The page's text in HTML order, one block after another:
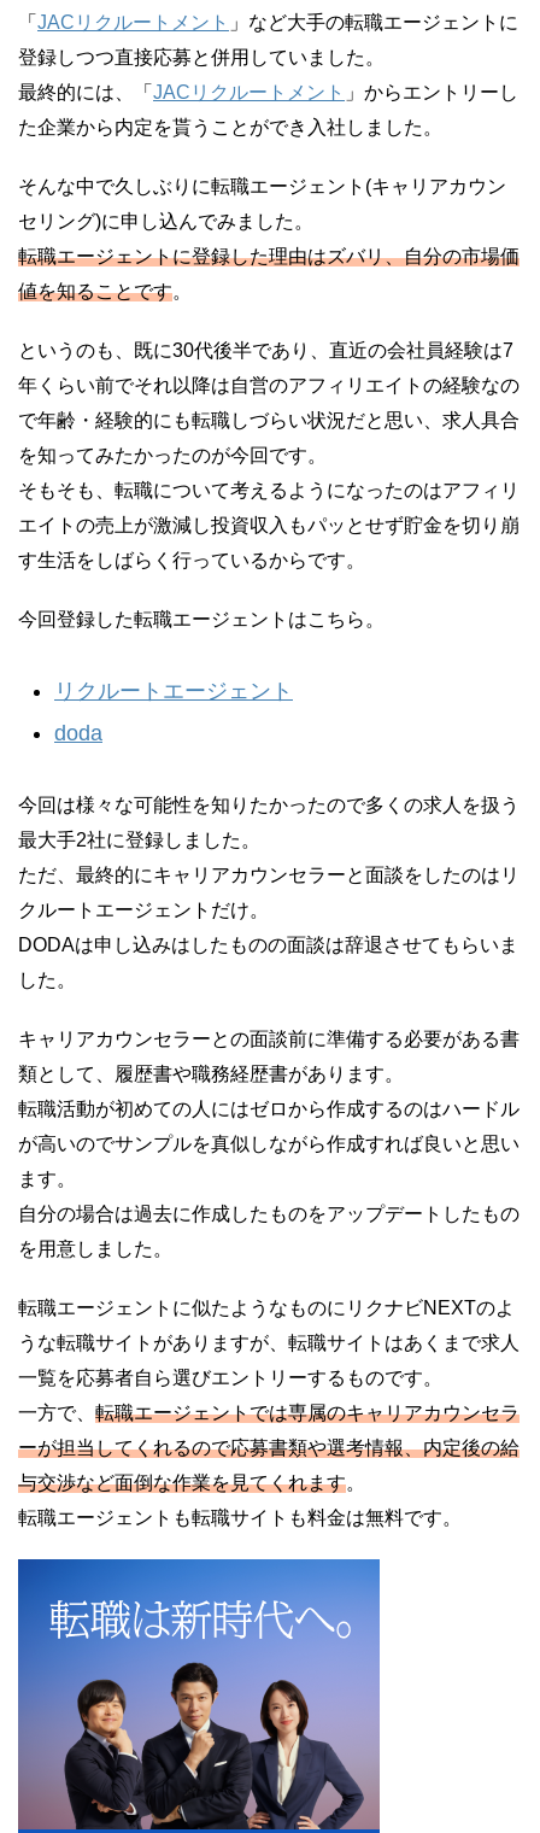
「 JACリクルートメント 」など大手の転職エージェントに
登録しつつ直接応募と併用していました。
最終的には、「 JACリクルートメント 」からエントリーし
た企業から内定を貰うことができ入社しました。
そんな中で久しぶりに転職エージェント(キャリアカウン
セリング)に申し込んでみました。
転職エージェントに登録した理由はズバリ、自分の市場価
値を知ることです。
というのも、既に30代後半であり、直近の会社員経験は7
年くらい前でそれ以降は自営のアフィリエイトの経験なの
で年齢・経験的にも転職しづらい状況だと思い、求人具合
を知ってみたかったのが今回です。
そもそも、転職について考えるようになったのはアフィリ
エイトの売上が激減し投資収入もパッとせず貯金を切り崩
す生活をしばらく行っているからです。
今回登録した転職エージェントはこちら。
リクルートエージェント
doda
今回は様々な可能性を知りたかったので多くの求人を扱う
最大手2社に登録しました。
ただ、最終的にキャリアカウンセラーと面談をしたのはリ
クルートエージェントだけ。
DODAは申し込みはしたものの面談は辞退させてもらいま
した。
キャリアカウンセラーとの面談前に準備する必要がある書
類として、履歴書や職務経歴書があります。
転職活動が初めての人にはゼロから作成するのはハードル
が高いのでサンプルを真似しながら作成すれば良いと思い
ます。
自分の場合は過去に作成したものをアップデートしたもの
を用意しました。
転職エージェントに似たようなものにリクナビNEXTのよ
うな転職サイトがありますが、転職サイトはあくまで求人
一覧を応募者自ら選びエントリーするものです。
一方で、 転職エージェントでは専属のキャリアカウンセラ
ーが担当してくれるので応募書類や選考情報、内定後の給
与交渉など面倒な作業を見てくれます。
転職エージェントも転職サイトも料金は無料です。